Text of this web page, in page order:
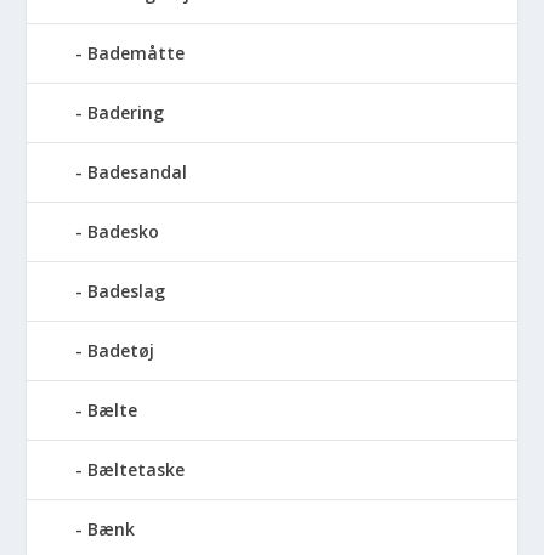
Bademåtte
Badering
Badesandal
Badesko
Badeslag
Badetøj
Bælte
Bæltetaske
Bænk